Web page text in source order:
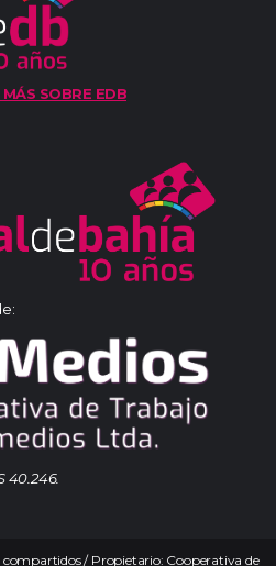
SOBRE EDB
40.246.
compartidos / Propietario: Cooperativa de